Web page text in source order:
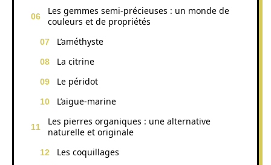
Les gemmes semi-précieuses : un monde de
couleurs et de propriétés
L’améthyste
La citrine
Le péridot
L’aigue-marine
Les pierres organiques : une alternative
naturelle et originale
Les coquillages